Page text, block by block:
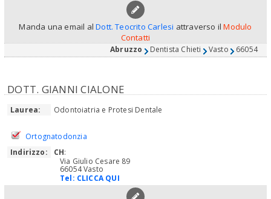
Manda una email alDott. Teocrito Carlesi attraverso ilModulo
Contatti
Abruzzo Dentista Chieti Vasto 66054
DOTT. GIANNI CIALONE
Laurea: Odontoiatria e Protesi Dentale
Ortognatodonzia
Indirizzo:
CH:
Via Giulio Cesare 89
66054 Vasto
Tel: CLICCA QUI